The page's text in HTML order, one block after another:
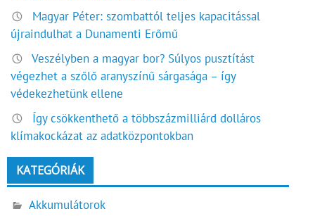
Magyar Péter: szombattól teljes kapacitással
újraindulhat a Dunamenti Erőmű
Veszélyben a magyar bor? Súlyos pusztítást
végezhet a szőlő aranyszínű sárgasága – így
védekezhetünk ellene
Így csökkenthető a többszázmilliárd dolláros
klímakockázat az adatközpontokban
KATEGÓRIÁK
Akkumulátorok